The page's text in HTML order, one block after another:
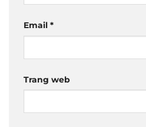
Email *
Trang web